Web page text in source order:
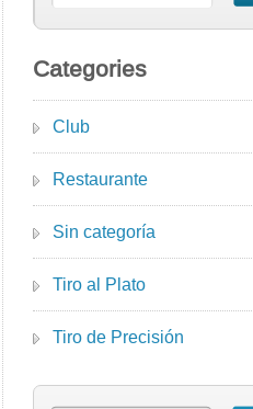
Categories
Club
Restaurante
Sin categoría
Tiro al Plato
Tiro de Precisión